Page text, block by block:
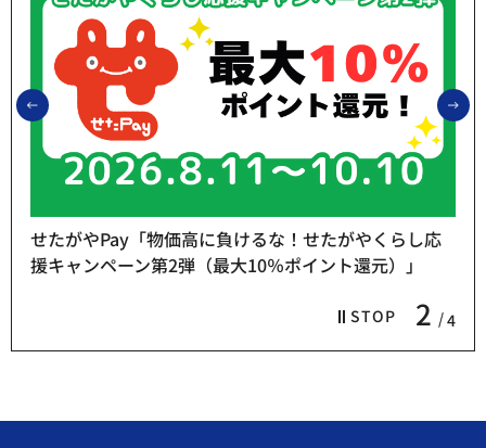
前のスライドを表示
STOP 2 4
せたがやPay「物価高に負けるな！せたがやくらし応
援キャンペーン第2弾（最大10％ポイント還元）」